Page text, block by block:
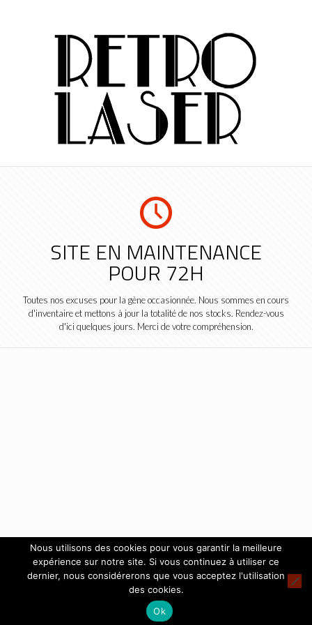
SITE EN MAINTENANCE
POUR 72H
Toutes nos excuses pour la gène occasionnée. Nous sommes en cours
d'inventaire et mettons à jour la totalité de nos stocks. Rendez-vous
d'ici quelques jours. Merci de votre compréhension.
Nous utilisons des cookies pour vous garantir la meilleure
expérience sur notre site. Si vous continuez à utiliser ce
dernier, nous considérerons que vous acceptez l'utilisation
des cookies.
Ok